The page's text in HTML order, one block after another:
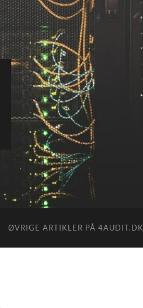
ØVRIGE ARTIKLER PÅ 4AUDIT.DK